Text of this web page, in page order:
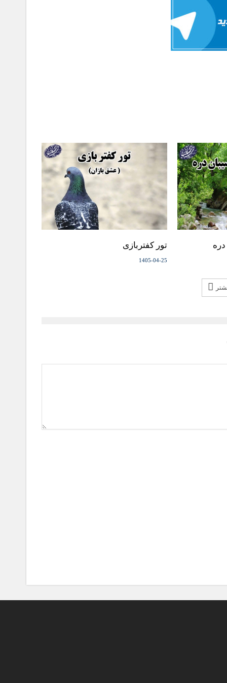
تور کفتربازی
1405-04-25